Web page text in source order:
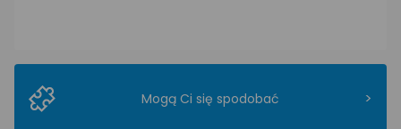
Mogą Ci się spodobać >